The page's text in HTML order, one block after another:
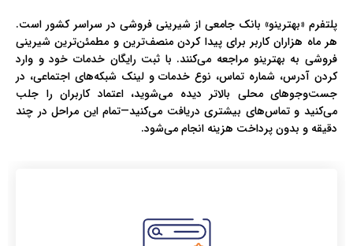
پلتفرم «بهترینو» بانک جامعی از شیرینی فروشی در سراسر کشور است.
هر ماه هزاران کاربر برای پیدا کردن منصف‌ترین و مطمئن‌ترین شیرینی
فروشی به بهترینو مراجعه می‌کنند. با ثبت رایگان خدمات خود و وارد
کردن آدرس، شماره تماس، نوع خدمات و لینک شبکه‌های اجتماعی، در
جست‌وجوهای محلی بالاتر دیده می‌شوید، اعتماد کاربران را جلب
می‌کنید و تماس‌های بیشتری دریافت می‌کنید—تمام این مراحل در چند
دقیقه و بدون پرداخت هزینه انجام می‌شود.